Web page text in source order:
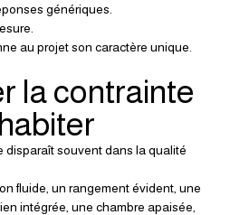
génériques.
au projet son caractère unique.
la contrainte
disparaît souvent dans la qualité
fluide, un rangement évident, une
intégrée, une chambre apaisée,